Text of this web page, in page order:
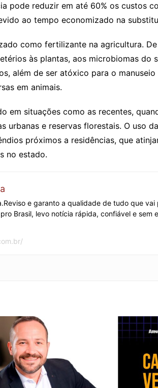
pode reduzir em até 60% os custos
ao tempo economizado na
como fertilizante na agricultura.
às plantas, aos microbiomas do
além de ser atóxico para o manuseio
em animais.
em situações como as recentes,
urbanas e reservas florestais. O uso
próximos a residências, que
no estado.
e garanto a qualidade de tudo que vai
pro Brasil, levo notícia rápida, confiável e